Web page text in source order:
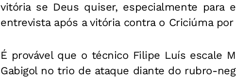
vitória se Deus quiser, especialmente para
entrevista após a vitória contra o Criciúma por
É provável que o técnico Filipe Luís escale
Gabigol no trio de ataque diante do rubro-